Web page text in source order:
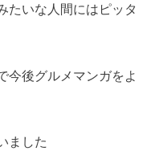
たいな人間にはピッタ
今後グルメマンガをよ
ました